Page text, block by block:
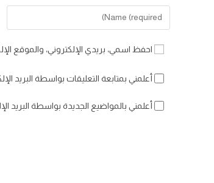
Enter
your
name
username
comment
احفظ اسمي، بريدي الإلكتروني، والموقع
أعلمني بمتابعة التعليقات بواسطة البريد
أعلمني بالمواضيع الجديدة بواسطة البريد